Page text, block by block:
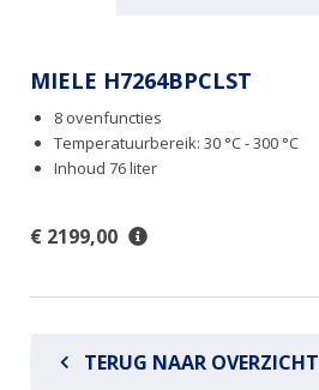
MIELE H7264BPCLST
8 ovenfuncties
Temperatuurbereik: 30 °C - 300 °C
Inhoud 76 liter
€ 2199,00
TERUG NAAR OVERZICHT